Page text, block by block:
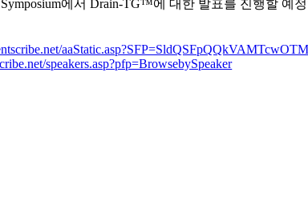
에서 Drain-TG™에 대한 발표를 진행할 예
aaStatic.asp?SFP=SldQSFpQQkVAMTcwOTM
speakers.asp?pfp=BrowsebySpeaker